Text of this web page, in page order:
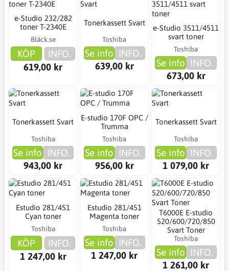
e-Studio 232/282
toner T-2340E
Bläck.se
KÖP
INFO.
619,00 kr
Tonerkassett Svart
Toshiba
Se info INFO.
639,00 kr
e-Studio 3511/4511
svart toner
Toshiba
Se info INFO.
673,00 kr
Tonerkassett Svart
Toshiba
Se info INFO.
943,00 kr
E-studio 170F OPC /
Trumma
Toshiba
Se info INFO.
956,00 kr
Tonerkassett Svart
Toshiba
Se info INFO.
1 079,00 kr
Estudio 281/451
Cyan toner
Toshiba
KÖP
INFO.
1 247,00 kr
Estudio 281/451
Magenta toner
Toshiba
Se info INFO.
1 247,00 kr
T6000E E-studio
520/600/720/850
Svart Toner
Toshiba
Se info INFO.
1 261,00 kr